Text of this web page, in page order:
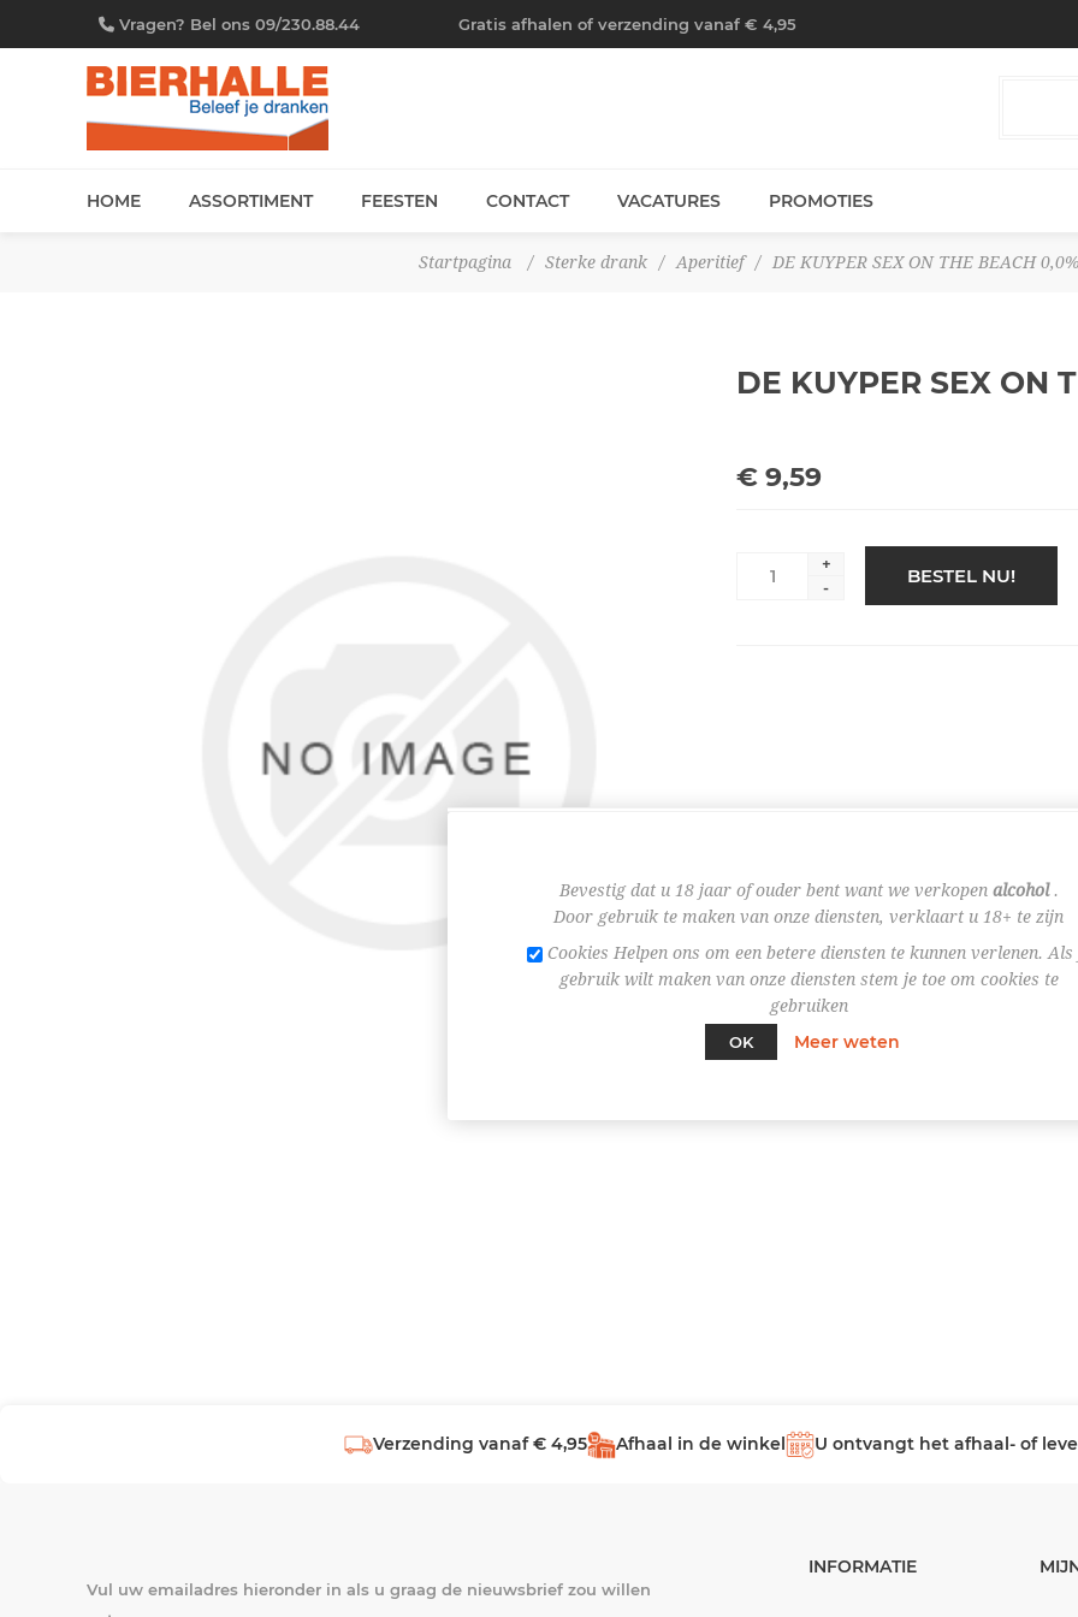
Vragen? Bel ons 09/230.88.44 Gratis afhalen of verzending vanaf € 4,95
HOME ASSORTIMENT FEESTEN CONTACT VACATURES PROMOTIES
Startpagina / Sterke drank / Aperitief / DE KUYPER SEX ON THE BEACH
DE KUYPER SEX ON
€ 9,59
+
-
BESTEL NU!
Verzending vanaf € 4,95 Afhaal in de winkel U ontvangt het afhaal- of
Vul uw emailadres hieronder in als u graag de nieuwsbrief zou willen
INFORMATIE
Bevestig dat u 18 jaar of ouder bent want we verkopen alcohol.
Door gebruik te maken van onze diensten, verklaart u 18+ te zijn
Cookies Helpen ons om een betere diensten te kunnen verlenen. Als
gebruik wilt maken van onze diensten stem je toe om cookies te
gebruiken
OK
Meer weten